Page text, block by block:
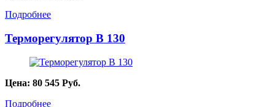
Подробнее
Терморегулятор B 130
Цена: 80 545 Руб.
Подробнее